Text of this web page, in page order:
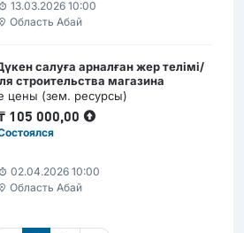
13.03.2026 10:00
Область Абай
салуға арналған жер телімі/
строительства магазина
цены (зем. ресурсы)
105 000,00
02.04.2026 10:00
Область Абай